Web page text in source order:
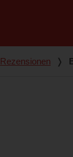
Rezensionen ❭